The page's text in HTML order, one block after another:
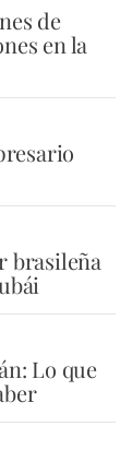
de
en la
brasileña
Lo que